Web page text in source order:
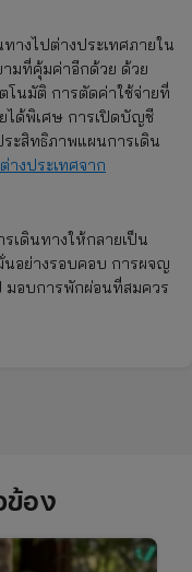
างไปต่างประเทศภายใน
ามที่คุ้มค่าอีกด้วย ด้วย
นมัติ การตัดค่าใช้จ่ายที่
ได้พิเศษ การเปิดบัญชี
ะสิทธิภาพแผนการเดิน
างประเทศจาก
เดินทางให้กลายเป็น
นอย่างรอบคอบ การผจญ
มอบการพักผ่อนที่สมควร
ข้อง